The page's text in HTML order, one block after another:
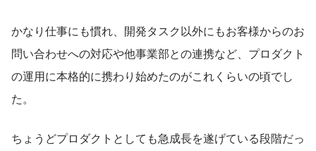
かなり仕事にも慣れ、開発タスク以外にもお客様からのお
問い合わせへの対応や他事業部との連携など、プロダクト
の運用に本格的に携わり始めたのがこれくらいの頃でし
た。
ちょうどプロダクトとしても急成長を遂げている段階だっ